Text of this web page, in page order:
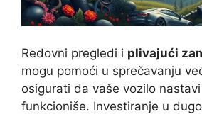
Redovni pregledi i plivajući
mogu pomoći u sprečavanju
osigurati da vaše vozilo
funkcioniše. Investiranje u